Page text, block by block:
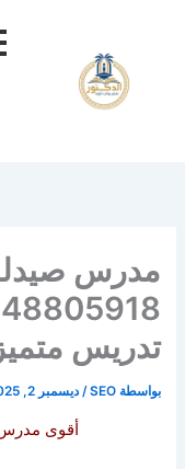
مدرس
تدريس
بواسطة SEO
/ديسمبر 2, 2025
أقوى